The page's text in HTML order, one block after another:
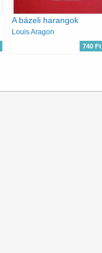
A bázeli harangok
Louis Aragon
740 Ft